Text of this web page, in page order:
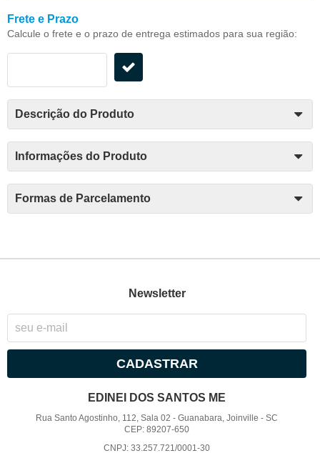
Frete e Prazo
Calcule o frete e o prazo de entrega estimados para sua região:
Descrição do Produto
Informações do Produto
Formas de Parcelamento
Newsletter
CADASTRAR
EDINEI DOS SANTOS ME
Rua Santo Agostinho, 112, Sala 02 -Guanabara, Joinville -SC
CEP: 89207-650
CNPJ: 33.257.721/0001-30